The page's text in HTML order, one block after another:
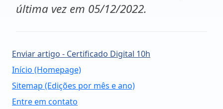
última vez em 05/12/2022.
Enviar artigo - Certificado Digital 10h
Início (Homepage)
Sitemap (Edições por mês e ano)
Entre em contato